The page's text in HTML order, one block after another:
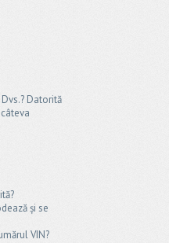
Datorită
și se
VIN?